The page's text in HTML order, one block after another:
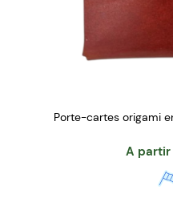
Porte-cartes origami
A partir